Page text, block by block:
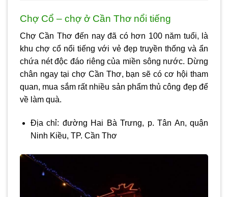
Chợ Cổ – chợ ở Cần Thơ nổi tiếng
Chợ Cần Thơ đến nay đã có hơn 100 năm tuổi, là
khu chợ cổ nổi tiếng với vẻ đẹp truyền thống và ẩn
chứa nét độc đáo riêng của miền sông nước. Dừng
chân ngay tại chợ Cần Thơ, bạn sẽ có cơ hội tham
quan, mua sắm rất nhiều sản phẩm thủ công đẹp để
về làm quà.
Địa chỉ: đường Hai Bà Trưng, p. Tân An, quận
Ninh Kiều, TP. Cần Thơ